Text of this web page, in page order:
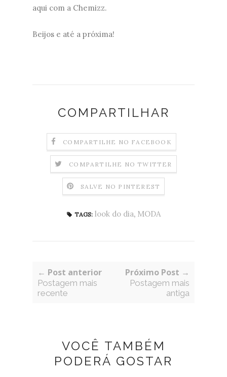
aqui com a Chemizz.
Beijos e até a próxima!
COMPARTILHAR
COMPARTILHE NO FACEBOOK
COMPARTILHE NO TWITTER
SALVE NO PINTEREST
TAGS: look do dia, MODA
← Post anterior
Postagem mais
recente
Próximo Post →
Postagem mais
antiga
VOCÊ TAMBÉM
PODERÁ GOSTAR